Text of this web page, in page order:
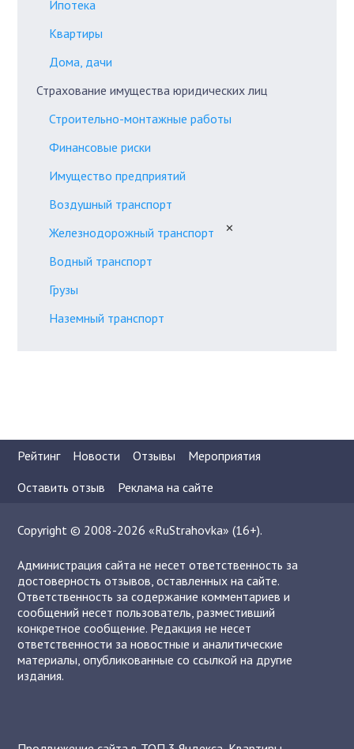
Ипотека
Квартиры
Дома, дачи
Страхование имущества юридических лиц
Строительно-монтажные работы
Финансовые риски
Имущество предприятий
Воздушный транспорт
Железнодорожный транспорт
✕
Водный транспорт
Грузы
Наземный транспорт
Рейтинг Новости Отзывы
Мероприятия
Оставить отзыв
Реклама на сайте
Copyright © 2008-2026 «RuStrahovka» (16+).
Администрация сайта не несет ответственность за
достоверность отзывов, оставленных на сайте.
Ответственность за содержание комментариев и
сообщений несет пользователь, разместивший
конкретное сообщение. Редакция не несет
ответственности за новостные и аналитические
материалы, опубликованные со ссылкой на другие
издания.